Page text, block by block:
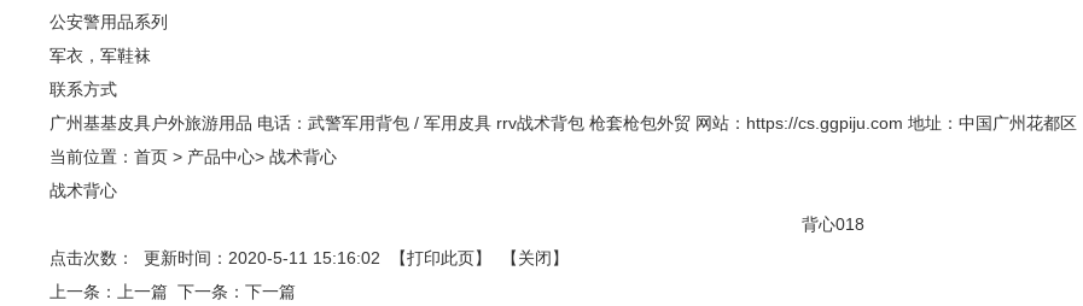
公安警用品系列
军衣，军鞋袜
联系方式
广州基基皮具户外旅游用品 电话：武警军用背包 / 军用皮具 rrv战术背包 枪套枪包外贸 网站：https://cs.ggpiju.com 地址：中国广州花都区
当前位置： 首页 > 产品中心> 战术背心
战术背心
背心018
点击次数：
更新时间：2020-5-11 15:16:02 【打印此页】 【关闭】
上一条：
上一篇 下一条： 下一篇